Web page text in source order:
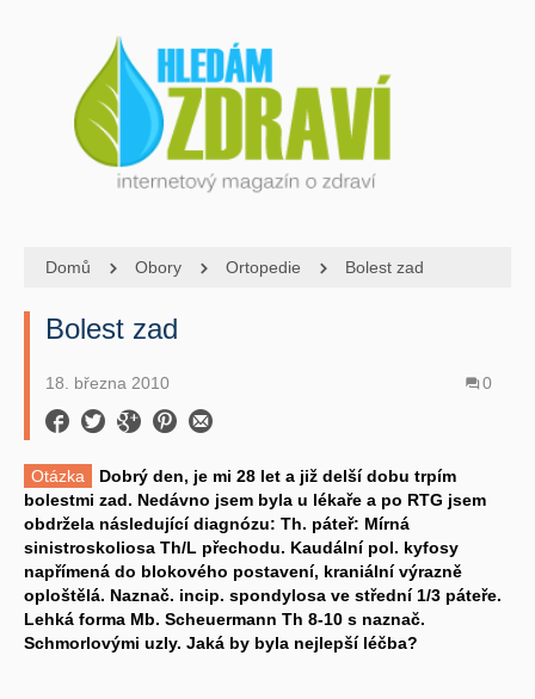
Domů Obory Ortopedie Bolest zad
Bolest zad
18. března 2010 0
Otázka
Dobrý den, je mi 28 let a již delší dobu trpím
bolestmi zad. Nedávno jsem byla u lékaře a po RTG jsem
obdržela následující diagnózu: Th. páteř: Mírná
sinistroskoliosa Th/L přechodu. Kaudální pol. kyfosy
napřímená do blokového postavení, kraniální výrazně
oploštělá. Naznač. incip. spondylosa ve střední 1/3 páteře.
Lehká forma Mb. Scheuermann Th 8-10 s naznač.
Schmorlovými uzly. Jaká by byla nejlepší léčba?